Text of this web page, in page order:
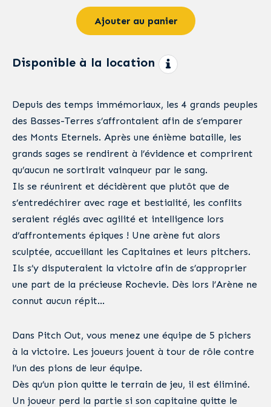
Ajouter au panier
Disponible à la location
Depuis des temps immémoriaux, les 4 grands peuples
des Basses-Terres s’affrontaient afin de s’emparer
des Monts Eternels. Après une énième bataille, les
grands sages se rendirent à l’évidence et comprirent
qu’aucun ne sortirait vainqueur par le sang.
Ils se réunirent et décidèrent que plutôt que de
s’entredéchirer avec rage et bestialité, les conflits
seraient réglés avec agilité et intelligence lors
d’affrontements épiques ! Une arène fut alors
sculptée, accueillant les Capitaines et leurs pitchers.
Ils s’y disputeraient la victoire afin de s’approprier
une part de la précieuse Rochevie. Dès lors l’Arène ne
connut aucun répit…
Dans Pitch Out, vous menez une équipe de 5 pichers
à la victoire. Les joueurs jouent à tour de rôle contre
l’un des pions de leur équipe.
Dès qu’un pion quitte le terrain de jeu, il est éliminé.
Un joueur perd la partie si son capitaine quitte le